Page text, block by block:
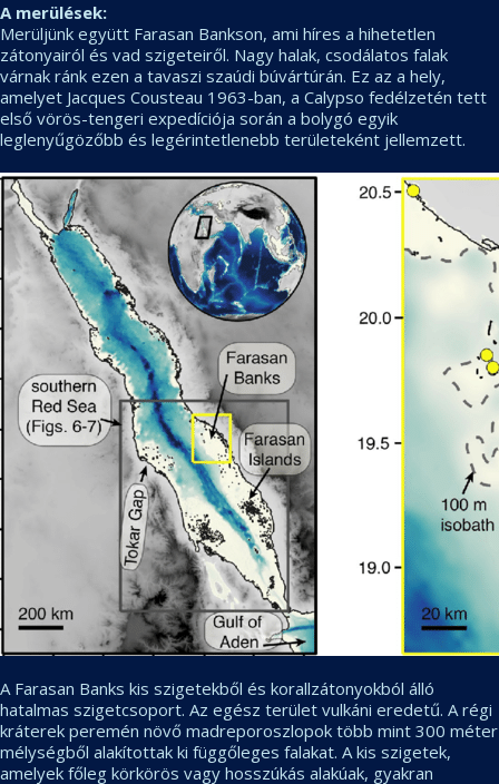
A merülések:
Merüljünk együtt Farasan Bankson, ami híres a hihetetlen
zátonyairól és vad szigeteiről. Nagy halak, csodálatos falak
várnak ránk ezen a tavaszi szaúdi búvártúrán. Ez az a hely,
amelyet Jacques Cousteau 1963-ban, a Calypso fedélzetén tett
első vörös-tengeri expedíciója során a bolygó egyik
leglenyűgözőbb és legérintetlenebb területeként jellemzett.
A Farasan Banks kis szigetekből és korallzátonyokból álló
hatalmas szigetcsoport. Az egész terület vulkáni eredetű. A régi
kráterek peremén növő madreporoszlopok több mint 300 méter
mélységből alakítottak ki függőleges falakat. A kis szigetek,
amelyek főleg körkörös vagy hosszúkás alakúak, gyakran